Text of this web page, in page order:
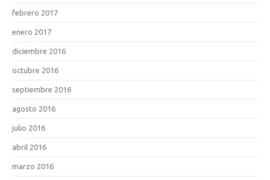
febrero 2017
enero 2017
diciembre 2016
octubre 2016
septiembre 2016
agosto 2016
julio 2016
abril 2016
marzo 2016